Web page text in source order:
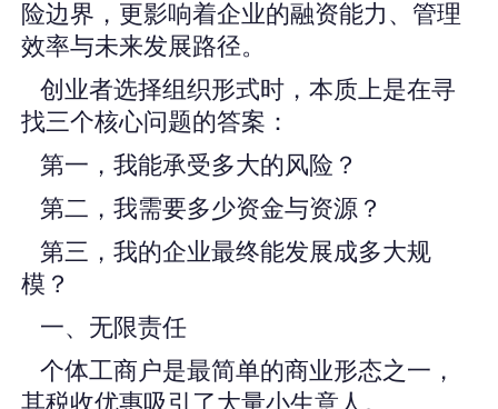
险边界，更影响着企业的融资能力、管理
效率与未来发展路径。
创业者选择组织形式时，本质上是在寻
找三个核心问题的答案：
第一，我能承受多大的风险？
第二，我需要多少资金与资源？
第三，我的企业最终能发展成多大规
模？
一、无限责任
个体工商户是最简单的商业形态之一，